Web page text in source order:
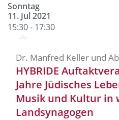
Sonntag
11. Jul 2021
15:30 - 17:30
Dr. Manfred Keller und
HYBRIDE
Jahre Jüdisches
Musik und Kultur in
Landsynagogen